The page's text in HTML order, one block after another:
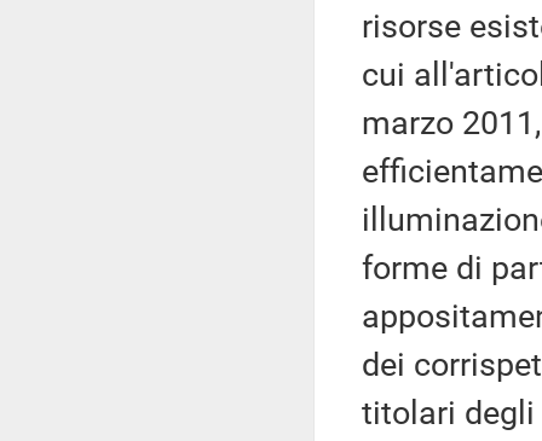
risorse
cui
marzo
forme di
dei
titolari degli